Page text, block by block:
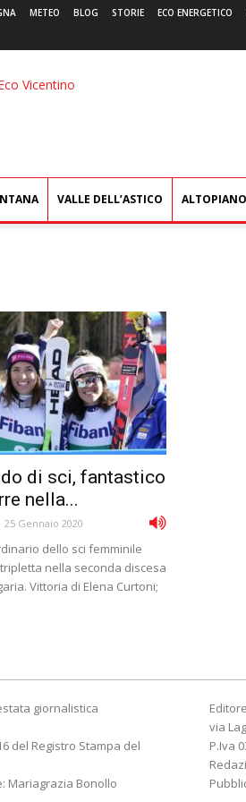
METEO BLOG STORIE ECO ENERGETICO
L'Eco
VALLE DELL’ASTICO ALTOPIANO
di sci, fantastico
nella...
25 Gennaio 2020
dello sci femminile
nella seconda discesa
Vittoria di Elena Curtoni;
giornalistica
del Registro Stampa del
Mariagrazia Bonollo
via
P.Iva